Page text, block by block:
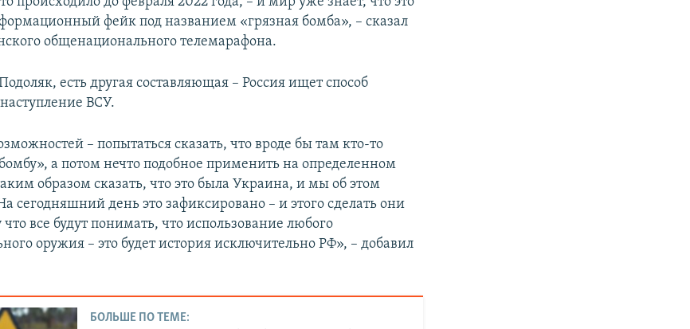
фейк под названием «грязная бомба», – сказал
общенационального телемарафона.
есть другая составляющая – Россия ищет способ
ВСУ.
– попытаться сказать, что вроде бы там кто-то
а потом нечто подобное применить на определенном
образом сказать, что это была Украина, и мы об этом
сегодняшний день это зафиксировано – и этого сделать они
все будут понимать, что использование любого
оружия – это будет история исключительно РФ», – добавил
БОЛЬШЕ ПО ТЕМЕ: